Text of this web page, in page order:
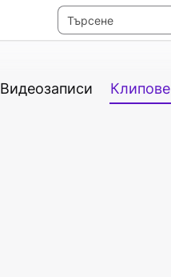
Видеозаписи Клипове